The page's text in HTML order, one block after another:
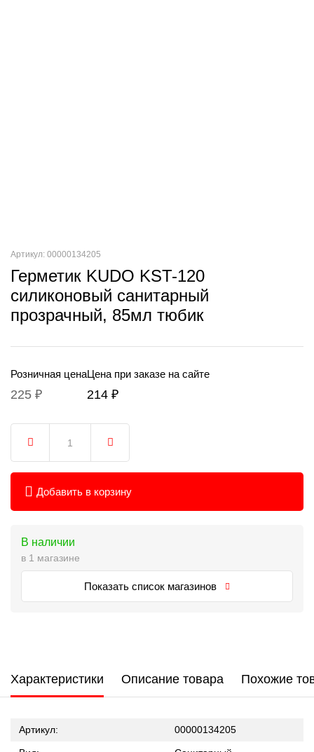
Артикул: 00000134205
Герметик KUDO KST-120
силиконовый санитарный
прозрачный, 85мл тюбик
Розничная цена
225 ₽
Цена при заказе на сайте
214 ₽
Добавить в корзину
В наличии
в 1 магазине
Показать список магазинов
Характеристики Описание товара Похожие
Артикул: 00000134205